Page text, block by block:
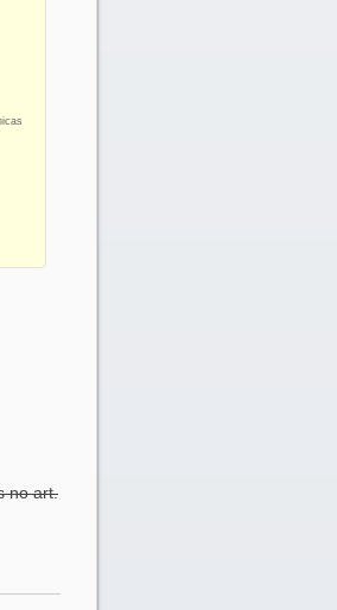
no art.